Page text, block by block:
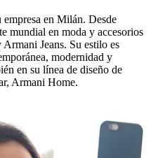
en Milán. Desde
mundial en moda y accesorios
Jeans. Su estilo es
modernidad y
en su línea de diseño de
Armani Home.